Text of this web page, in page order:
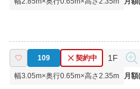
109 契約中 1F
幅3.05m×奥行0.65m×高さ2.35m 月額